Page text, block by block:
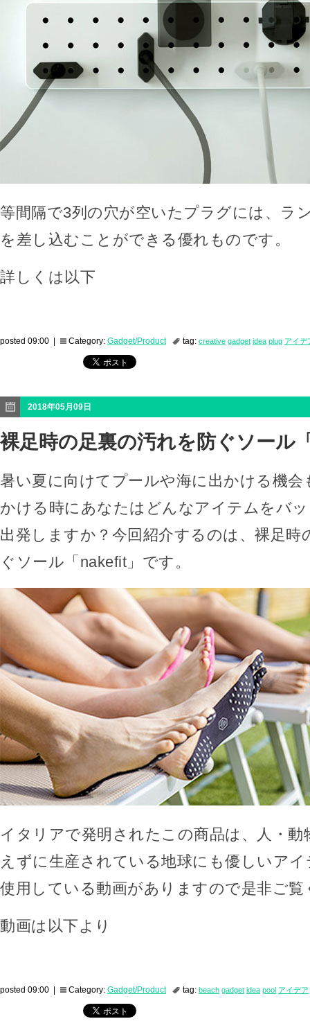
等間隔で3列の穴が空いたプラグには、ラ
を差し込むことができる優れものです。
詳しくは以下
posted 09:00 | Category: Gadget/Product tag: creative gadget idea plug アイデ
2018年05月09日
裸足時の足裏の汚れを防ぐソール
暑い夏に向けてプールや海に出かける機会
かける時にあなたはどんなアイテムをバ
出発しますか？今回紹介するのは、裸足時
ぐソール「nakefit」です。
イタリアで発明されたこの商品は、人・動
えずに生産されている地球にも優しいア
使用している動画がありますので是非ご覧
動画は以下より
posted 09:00 | Category: Gadget/Product tag: beach gadget idea pool アイデア